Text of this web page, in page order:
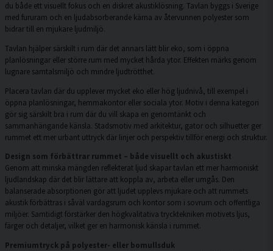
du både ett visuellt fokus och en diskret akustiklösning. Tavlan byggs i Sverige
med fururam och en ljudabsorberande kärna av återvunnen polyester som
bidrar till en mjukare ljudmiljö.
Tavlan hjälper särskilt i rum där det annars lätt blir eko, som i öppna
planlösningar eller större rum med mycket hårda ytor. Effekten märks genom
lugnare samtalsmiljö och mindre ljudtrötthet.
Placera tavlan där du upplever mycket eko eller hög ljudnivå, till exempel i
öppna planlösningar, hemmakontor eller sociala ytor. Motiv i denna kategori
gör sig särskilt bra i rum där du vill skapa en genomtänkt och
sammanhängande känsla. Stadsmotiv med arkitektur, gator och silhuetter ger
rummet ett mer urbant uttryck där linjer och perspektiv tillför energi och struktur.
Design som förbättrar rummet – både visuellt och akustiskt
Genom att minska mängden reflekterat ljud skapar tavlan ett mer harmoniskt
ljudlandskap där det blir lättare att koppla av, arbeta eller umgås. Den
balanserade absorptionen gör att ljudet upplevs mjukare och att rummets
akustik förbättras i såväl vardagsrum och kontor som i sovrum och offentliga
miljöer. Samtidigt förstärker den högkvalitativa trycktekniken motivets ljus,
färger och detaljer, vilket ger en harmonisk känsla i rummet.
Premiumtryck på polyester- eller bomullsduk